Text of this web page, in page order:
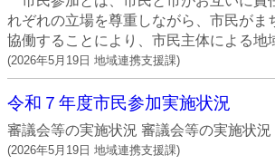
れぞれの立場を尊重しながら、市民がま
協働することにより、市民主体による地
(2026年5月19日 地域連携支援課)
令和７年度市民参加実施状況
審議会等の実施状況 審議会等の実施状況
(2026年5月19日 地域連携支援課)